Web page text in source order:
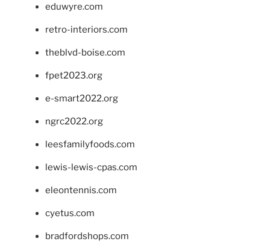
eduwyre.com
retro-interiors.com
theblvd-boise.com
fpet2023.org
e-smart2022.org
ngrc2022.org
leesfamilyfoods.com
lewis-lewis-cpas.com
eleontennis.com
cyetus.com
bradfordshops.com